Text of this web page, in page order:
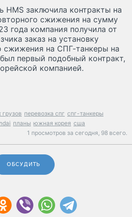
HMS заключила контракты на
сжижения на сумму
года компания получила от
заказ на установку
сжижения на СПГ-танкеры на
первый подобный контракт,
компанией.
грузов перевозка спг спг-танкеры
планы южная корея сша
1 просмотров за сегодня, 98 всего.
ОБСУДИТЬ